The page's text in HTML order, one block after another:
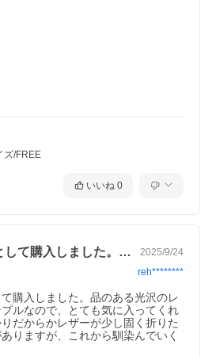
ズ/FREE
いいね 0
誕生日プレゼントとして購入しました。品… 2025/9/24
reh********
購入しました。品のある光沢のレ
ルなので、とても気に入ってくれ
だからかレザーが少し固く折りた
りますが、これから馴染んでいく